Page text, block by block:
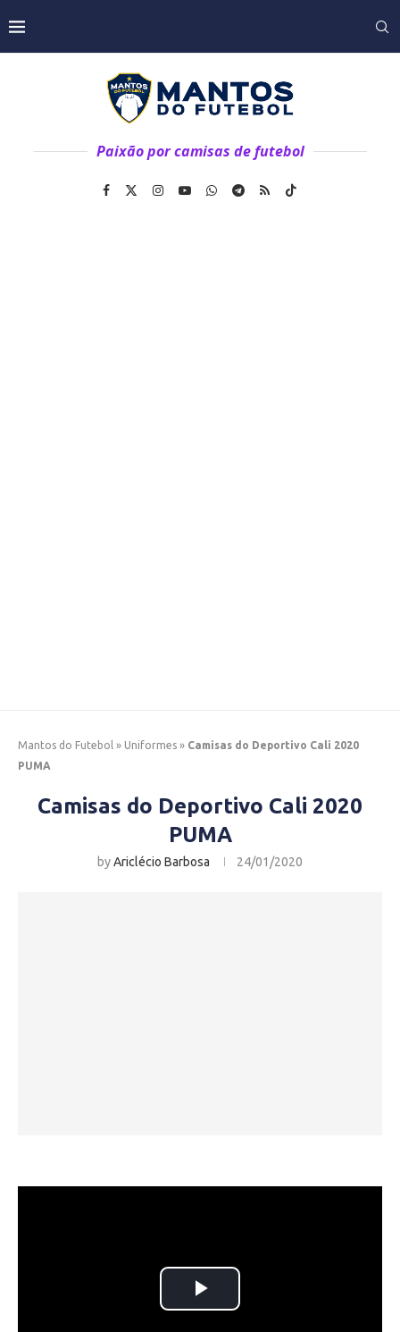
Paixão por camisas de futebol
Mantos do Futebol » Uniformes » Camisas do Deportivo Cali 2020
PUMA
Camisas do Deportivo Cali 2020
PUMA
byAriclécio Barbosa 24/01/2020